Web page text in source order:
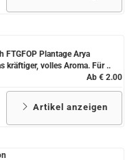
FTGFOP Plantage Arya
kräftiger, volles Aroma. Für ..
Ab € 2.00
Artikel anzeigen